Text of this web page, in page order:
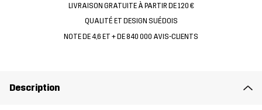
LIVRAISON GRATUITE À PARTIR DE 120 €
QUALITÉ ET DESIGN SUÉDOIS
NOTE DE 4,6 ET + DE 840 000 AVIS-CLIENTS
Description